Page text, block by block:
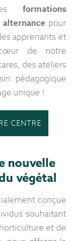
formations
pour
apprenants et
de notre
des ateliers
pédagogique
unique !
CENTRE
nouvelle
végétal
conçue
souhaitant
et de